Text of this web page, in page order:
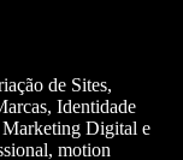
de Sites,
Identidade
Marketing Digital e
motion